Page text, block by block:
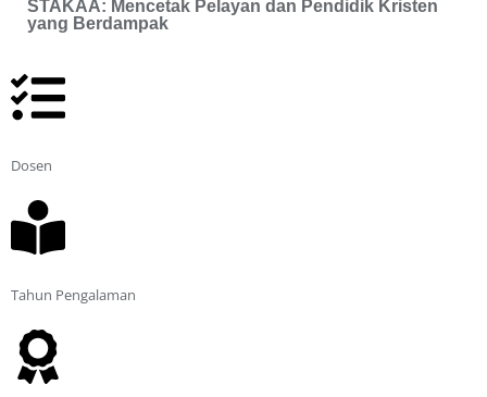
STAKAA: Mencetak Pelayan dan Pendidik Kristen
yang Berdampak
Dosen
Tahun Pengalaman